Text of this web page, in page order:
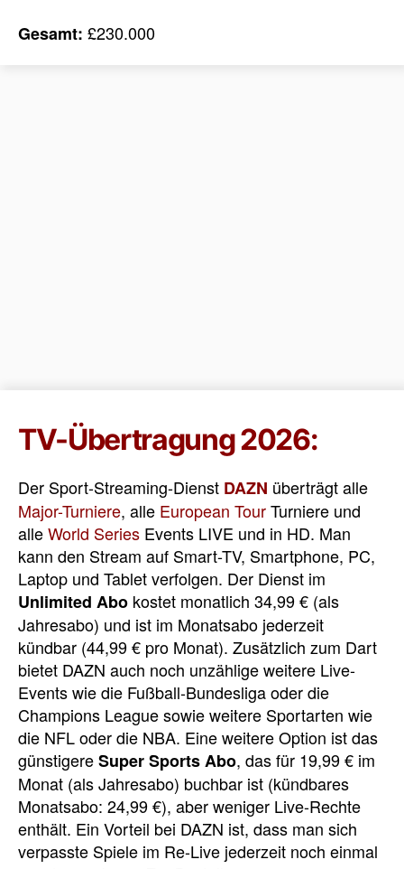
Gesamt: £230.000
TV-Übertragung 2026:
Der Sport-Streaming-Dienst DAZN überträgt alle
Major-Turniere, alle European TourTurniere und
alleWorld Series Events LIVE und in HD. Man
kann den Stream auf Smart-TV, Smartphone, PC,
Laptop und Tablet verfolgen. Der Dienst im
Unlimited Abo kostet monatlich 34,99 € (als
Jahresabo) und ist im Monatsabo jederzeit
kündbar (44,99 € pro Monat). Zusätzlich zum Dart
bietet DAZN auch noch unzählige weitere Live-
Events wie die Fußball-Bundesliga oder die
Champions League sowie weitere Sportarten wie
die NFL oder die NBA. Eine weitere Option ist das
günstigereSuper Sports Abo, das für 19,99 € im
Monat (als Jahresabo) buchbar ist (kündbares
Monatsabo: 24,99 €), aber weniger Live-Rechte
enthält. Ein Vorteil bei DAZN ist, dass man sich
verpasste Spiele im Re-Live jederzeit noch einmal